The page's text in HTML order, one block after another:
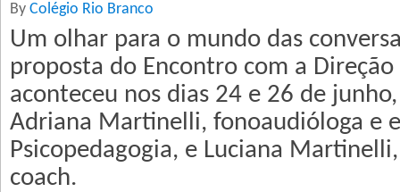
By Colégio Rio Branco
Um olhar para o mundo das
proposta do Encontro com a Direção
aconteceu nos dias 24 e 26 de
Adriana Martinelli, fonoaudióloga e
Psicopedagogia, e Luciana
coach.